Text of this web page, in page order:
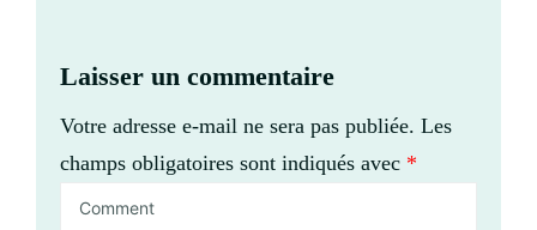
Laisser un commentaire
Votre adresse e-mail ne sera pas publiée. Les
champs obligatoires sont indiqués avec *